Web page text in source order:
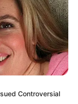
Controversial